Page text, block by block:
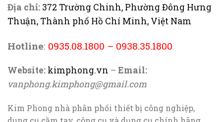
Địa chỉ: 372 Trường Chinh, Phường Đông Hưng
Thuận, Thành phố Hồ Chí Minh, Việt Nam
Hotline: 0935.08.1800 – 0938.35.1800
Website: kimphong.vn – Email:
vanphong.kimphong@gmail.com
Kim Phong nhà phân phối thiết bị công nghiệp,